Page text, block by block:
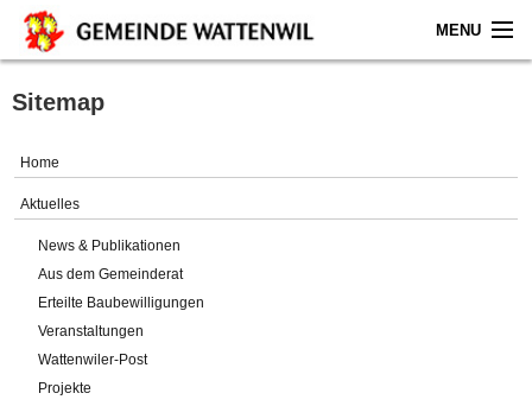
MENU
Home
Gemeinde
Verwaltung
Online-Service
Sitemap
Home
Aktuelles
News & Publikationen
Aus dem Gemeinderat
Erteilte Baubewilligungen
Veranstaltungen
Wattenwiler-Post
Projekte